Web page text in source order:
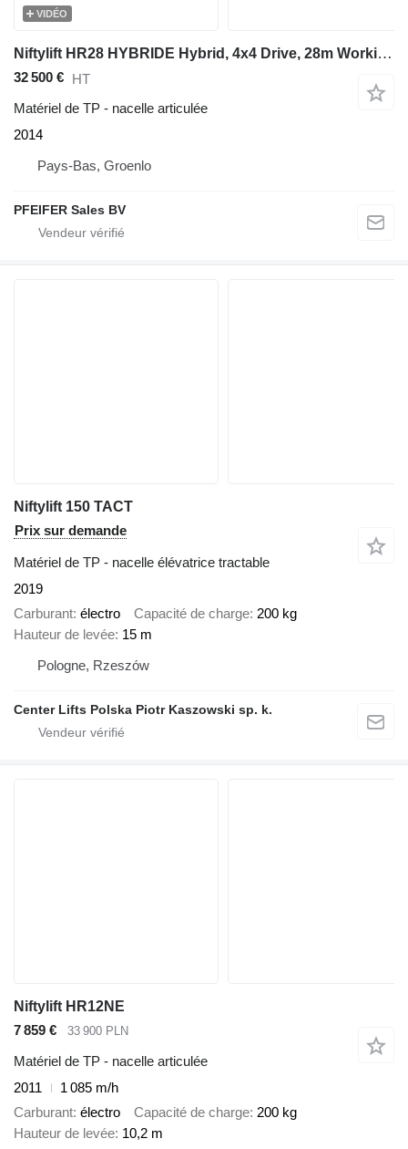
VIDÉO
Niftylift HR28 HYBRIDE Hybrid, 4x4 Drive, 28m Working Height
32 500 € HT
Matériel de TP - nacelle articulée
2014
Pays-Bas, Groenlo
PFEIFER Sales BV
Niftylift 150 TACT
Prix sur demande
Matériel de TP - nacelle élévatrice tractable
2019
Carburant électro Capacité de charge 200 kg
Hauteur de levée 15 m
Pologne, Rzeszów
Center Lifts Polska Piotr Kaszowski sp. k.
Niftylift HR12NE
7 859 €
33 900 PLN
Matériel de TP - nacelle articulée
2011
1 085 m/h
Carburant électro Capacité de charge 200 kg
Hauteur de levée 10,2 m